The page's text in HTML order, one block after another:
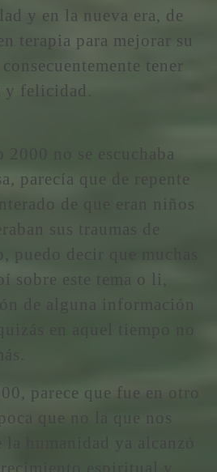
y en la nueva era, de
terapia para mejorar su
tener
y felicidad.
no se escuchaba
parecía que de repente
de que eran niños
sus traumas de
puedo decir que muchas
sobre este tema o li,
de alguna información
en aquel tiempo no
parece que fue en otro
que no la que nos
espiritual y